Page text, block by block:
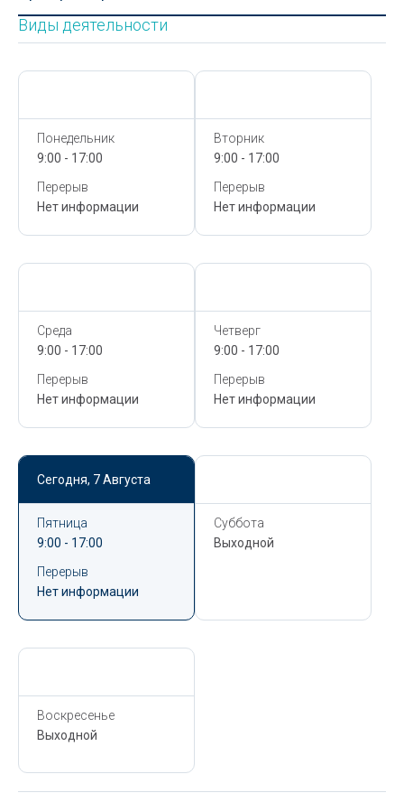
Виды деятельности
Понедельник
9:00 - 17:00
Перерыв
Нет информации
Вторник
9:00 - 17:00
Перерыв
Нет информации
Среда
9:00 - 17:00
Перерыв
Нет информации
Четверг
9:00 - 17:00
Перерыв
Нет информации
Сегодня, 7 Августа
Пятница
9:00 - 17:00
Перерыв
Нет информации
Суббота
Выходной
Воскресенье
Выходной